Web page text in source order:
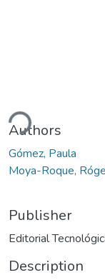
Authors
Gómez, Paula
Moya-Roque,
Publisher
Editorial
Description